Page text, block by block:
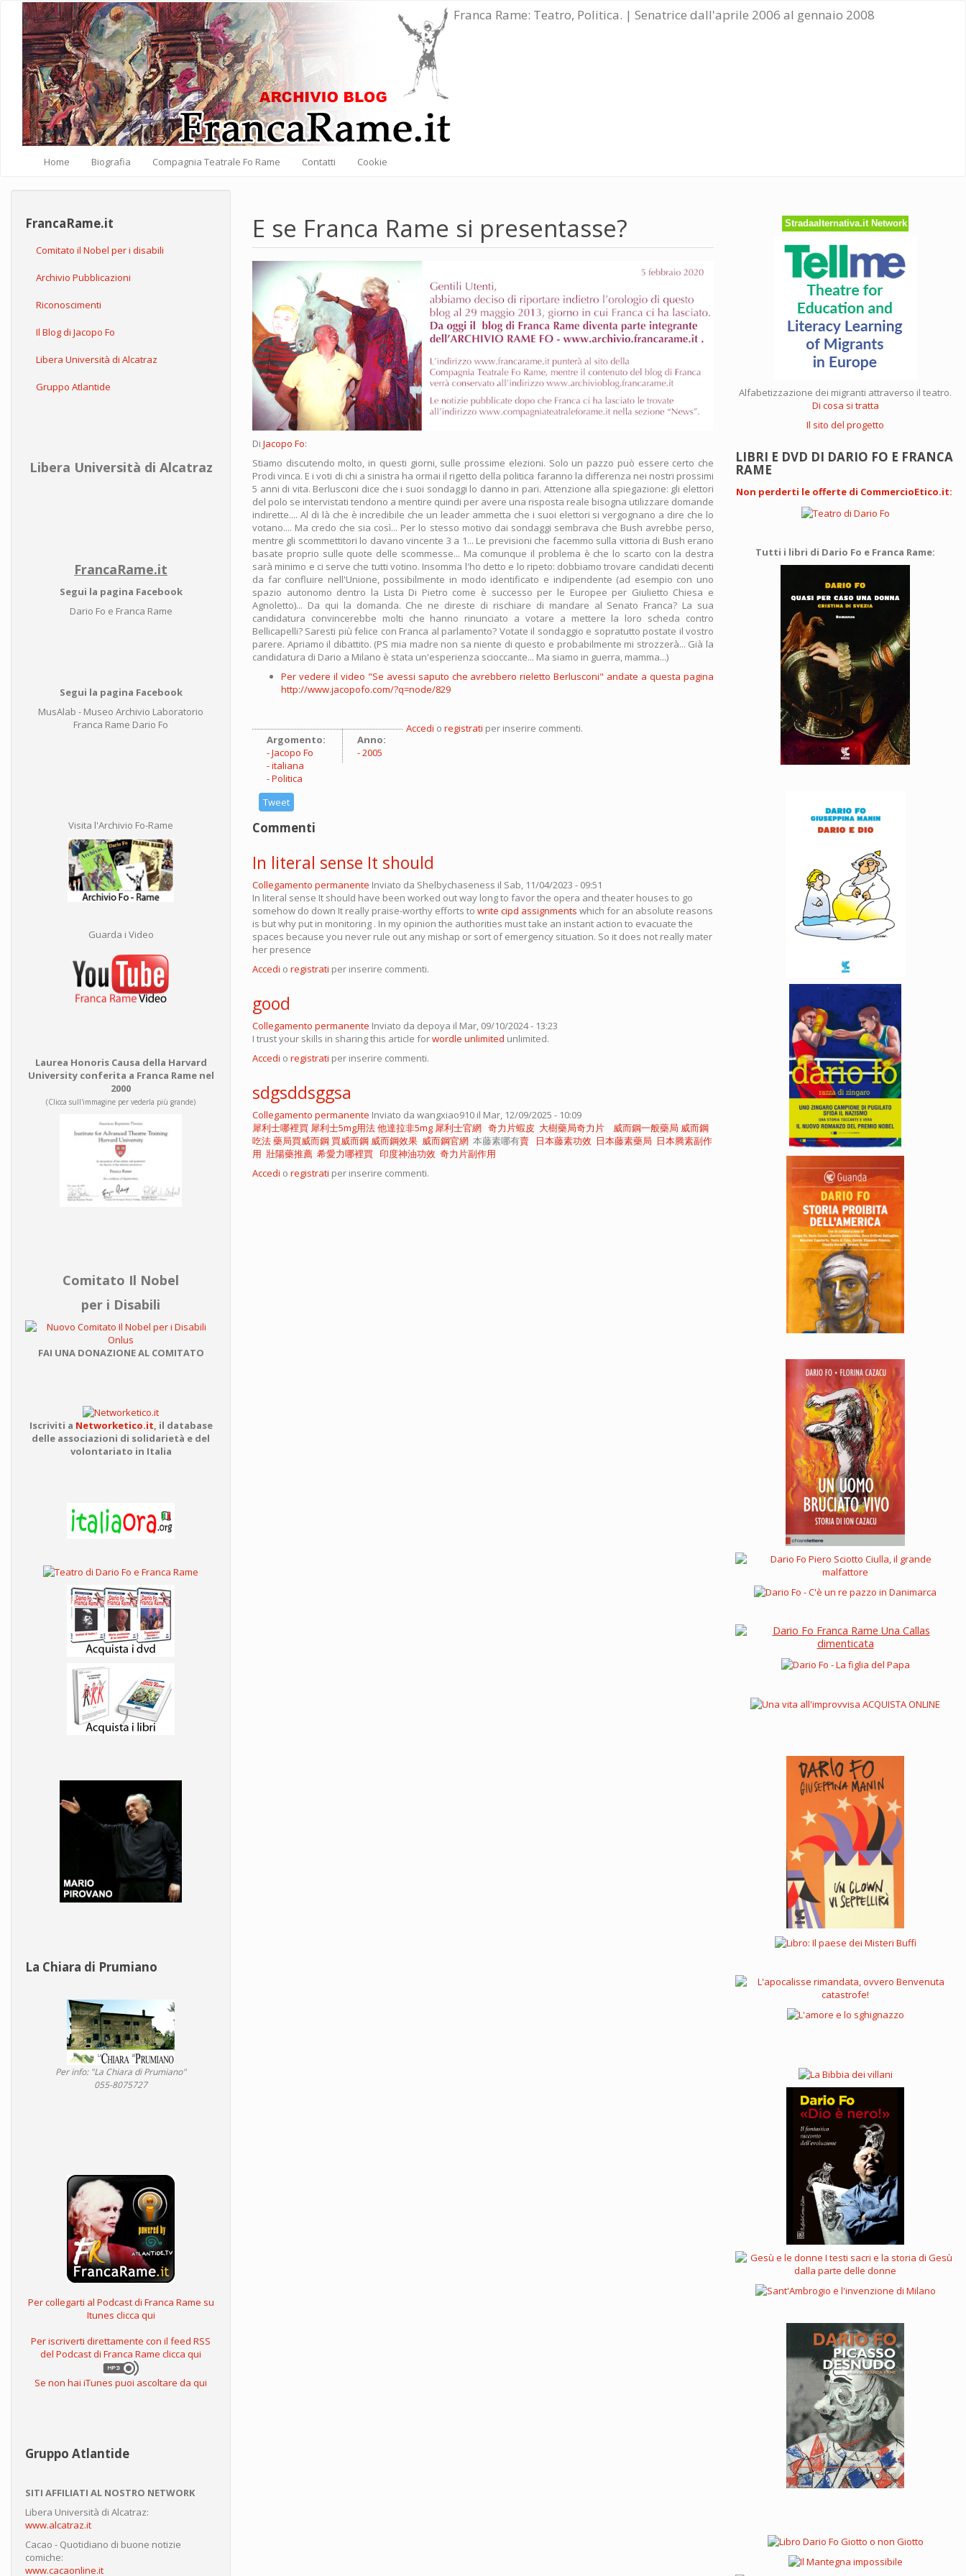
Salta al contenuto principale Franca Rame: Teatro, Politica. | Senatrice dall'aprile 2006 al gennaio 2008
Home Biografia Compagnia Teatrale Fo Rame Contatti Cookie
FrancaRame.it
Comitato il Nobel per i disabili
Archivio Pubblicazioni
Riconoscimenti
Il Blog di Jacopo Fo
Libera Università di Alcatraz
Gruppo Atlantide
Libera Università di Alcatraz
FrancaRame.it
Segui la pagina Facebook
Dario Fo e Franca Rame
Segui la pagina Facebook
MusAlab - Museo Archivio Laboratorio
Franca Rame Dario Fo
Visita l'Archivio Fo-Rame
Guarda i Video
Laurea Honoris Causa della Harvard
University conferita a Franca Rame nel
2000
(Clicca sull'immagine per vederla più grande)
Comitato Il Nobel
per i Disabili
FAI UNA DONAZIONE AL COMITATO
Iscriviti a Networketico.it il database
delle associazioni di solidarietà e del
volontariato in Italia
La Chiara di Prumiano
Per info: "La Chiara di Prumiano"
055-8075727
Per collegarti al Podcast di Franca Rame su
Itunes clicca qui
Per iscriverti direttamente con il feed RSS
del Podcast di Franca Rame clicca qui
Se non hai iTunes puoi ascoltare da qui
Gruppo Atlantide
SITI AFFILIATI AL NOSTRO NETWORK
Libera Università di Alcatraz:
www.alcatraz.it
Cacao - Quotidiano di buone notizie
comiche:
www.cacaonline.it
E se Franca Rame si presentasse?
Di Jacopo Fo:
Stiamo discutendo molto, in questi giorni, sulle prossime elezioni. Solo un pazzo può essere certo che
Prodi vinca. E i voti di chi a sinistra ha ormai il rigetto della politica faranno la differenza nei nostri prossimi
5 anni di vita. Berlusconi dice che i suoi sondaggi lo danno in pari. Attenzione alla spiegazione: gli elettori
del polo se intervistati tendono a mentire quindi per avere una risposta reale bisogna utilizzare domande
indirette.... Al di là che è incredibile che un leader ammetta che i suoi elettori si vergognano a dire che lo
votano.... Ma credo che sia così... Per lo stesso motivo dai sondaggi sembrava che Bush avrebbe perso,
mentre gli scommettitori lo davano vincente 3 a 1... Le previsioni che facemmo sulla vittoria di Bush erano
basate proprio sulle quote delle scommesse... Ma comunque il problema è che lo scarto con la destra
sarà minimo e ci serve che tutti votino. Insomma l'ho detto e lo ripeto: dobbiamo trovare candidati decenti
da far confluire nell'Unione, possibilmente in modo identificato e indipendente (ad esempio con uno
spazio autonomo dentro la Lista Di Pietro come è successo per le Europee per Giulietto Chiesa e
Agnoletto)... Da qui la domanda. Che ne direste di rischiare di mandare al Senato Franca? La sua
candidatura convincerebbe molti che hanno rinunciato a votare a mettere la loro scheda contro
Bellicapelli? Saresti più felice con Franca al parlamento? Votate il sondaggio e sopratutto postate il vostro
parere. Apriamo il dibattito. (PS mia madre non sa niente di questo e probabilmente mi strozzerà... Già la
candidatura di Dario a Milano è stata un'esperienza scioccante... Ma siamo in guerra, mamma...)
Per vedere il video "Se avessi saputo che avrebbero rieletto Berlusconi" andate a questa pagina
http://www.jacopofo.com/?q=node/829
Argomento:
Jacopo Fo
italiana
Politica
Anno:
2005
Accedi o registrati per inserire commenti.
Tweet
Commenti
In literal sense It should
Collegamento permanente Inviato da Shelbychaseness il Sab, 11/04/2023 - 09:51
In literal sense It should have been worked out way long to favor the opera and theater houses to go
somehow do down It really praise-worthy efforts to write cipd assignments which for an absolute reasons
is but why put in monitoring . In my opinion the authorities must take an instant action to evacuate the
spaces because you never rule out any mishap or sort of emergency situation. So it does not really mater
her presence
Accedi o registrati per inserire commenti.
good
Collegamento permanente Inviato da depoya il Mar, 09/10/2024 - 13:23
I trust your skills in sharing this article forwordle unlimited unlimited.
Accedi o registrati per inserire commenti.
sdgsddsggsa
Collegamento permanente Inviato da wangxiao910 il Mar, 12/09/2025 - 10:09
犀利士哪裡買 犀利士5mg用法他達拉非5mg 犀利士官網 奇力片蝦皮 大樹藥局奇力片 威而鋼一般藥局 威而鋼
吃法藥局買威而鋼 買威而鋼 威而鋼效果 威而鋼官網 本藤素哪有賣 日本藤素功效 日本藤素藥局 日本腾素副作
用 壯陽藥推薦 希愛力哪裡買 印度神油功效 奇力片副作用
Accedi o registrati per inserire commenti.
Stradaalternativa.it Network
Alfabetizzazione dei migranti attraverso il teatro.
Di cosa si tratta
Il sito del progetto
LIBRI E DVD DI DARIO FO E FRANCA
RAME
Non perderti le offerte di CommercioEtico.it:
Tutti i libri di Dario Fo e Franca Rame: